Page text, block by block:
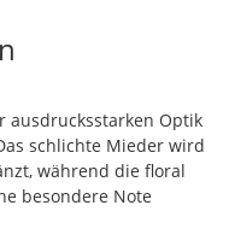
ausdrucksstarken Optik
schlichte Mieder wird
während die floral
besondere Note